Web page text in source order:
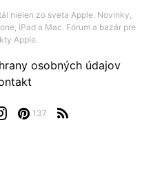
nielen zo sveta Apple. Novinky,
iPad a Mac. Fórum a bazár pre
Apple.
137
osobných údajov